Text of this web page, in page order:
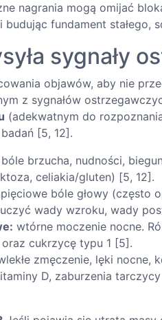
nagrania mogą omijać
fundament stałego,
sygnały
objawów, aby nie
z sygnałów
(adekwatnym do
[5, 12].
bóle brzucha, nudności,
celiakia/gluten) [5, 12].
bóle głowy (często
wady wzroku, wady
wtórne moczenie nocne.
cukrzycę typu 1 [5].
zmęczenie, lęki nocne,
D, zaburzenia